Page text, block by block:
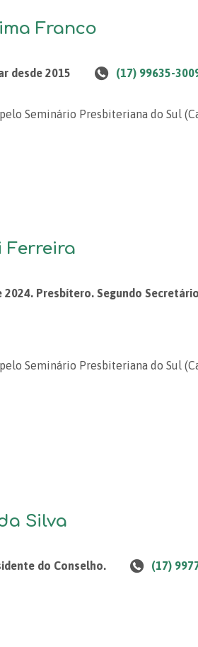
Franco
desde 2015 (17) 99635-
Seminário Presbiteriana do Sul
Ferreira
Presbítero. Segundo
Seminário Presbiteriana do Sul
Silva
do Conselho. (17)